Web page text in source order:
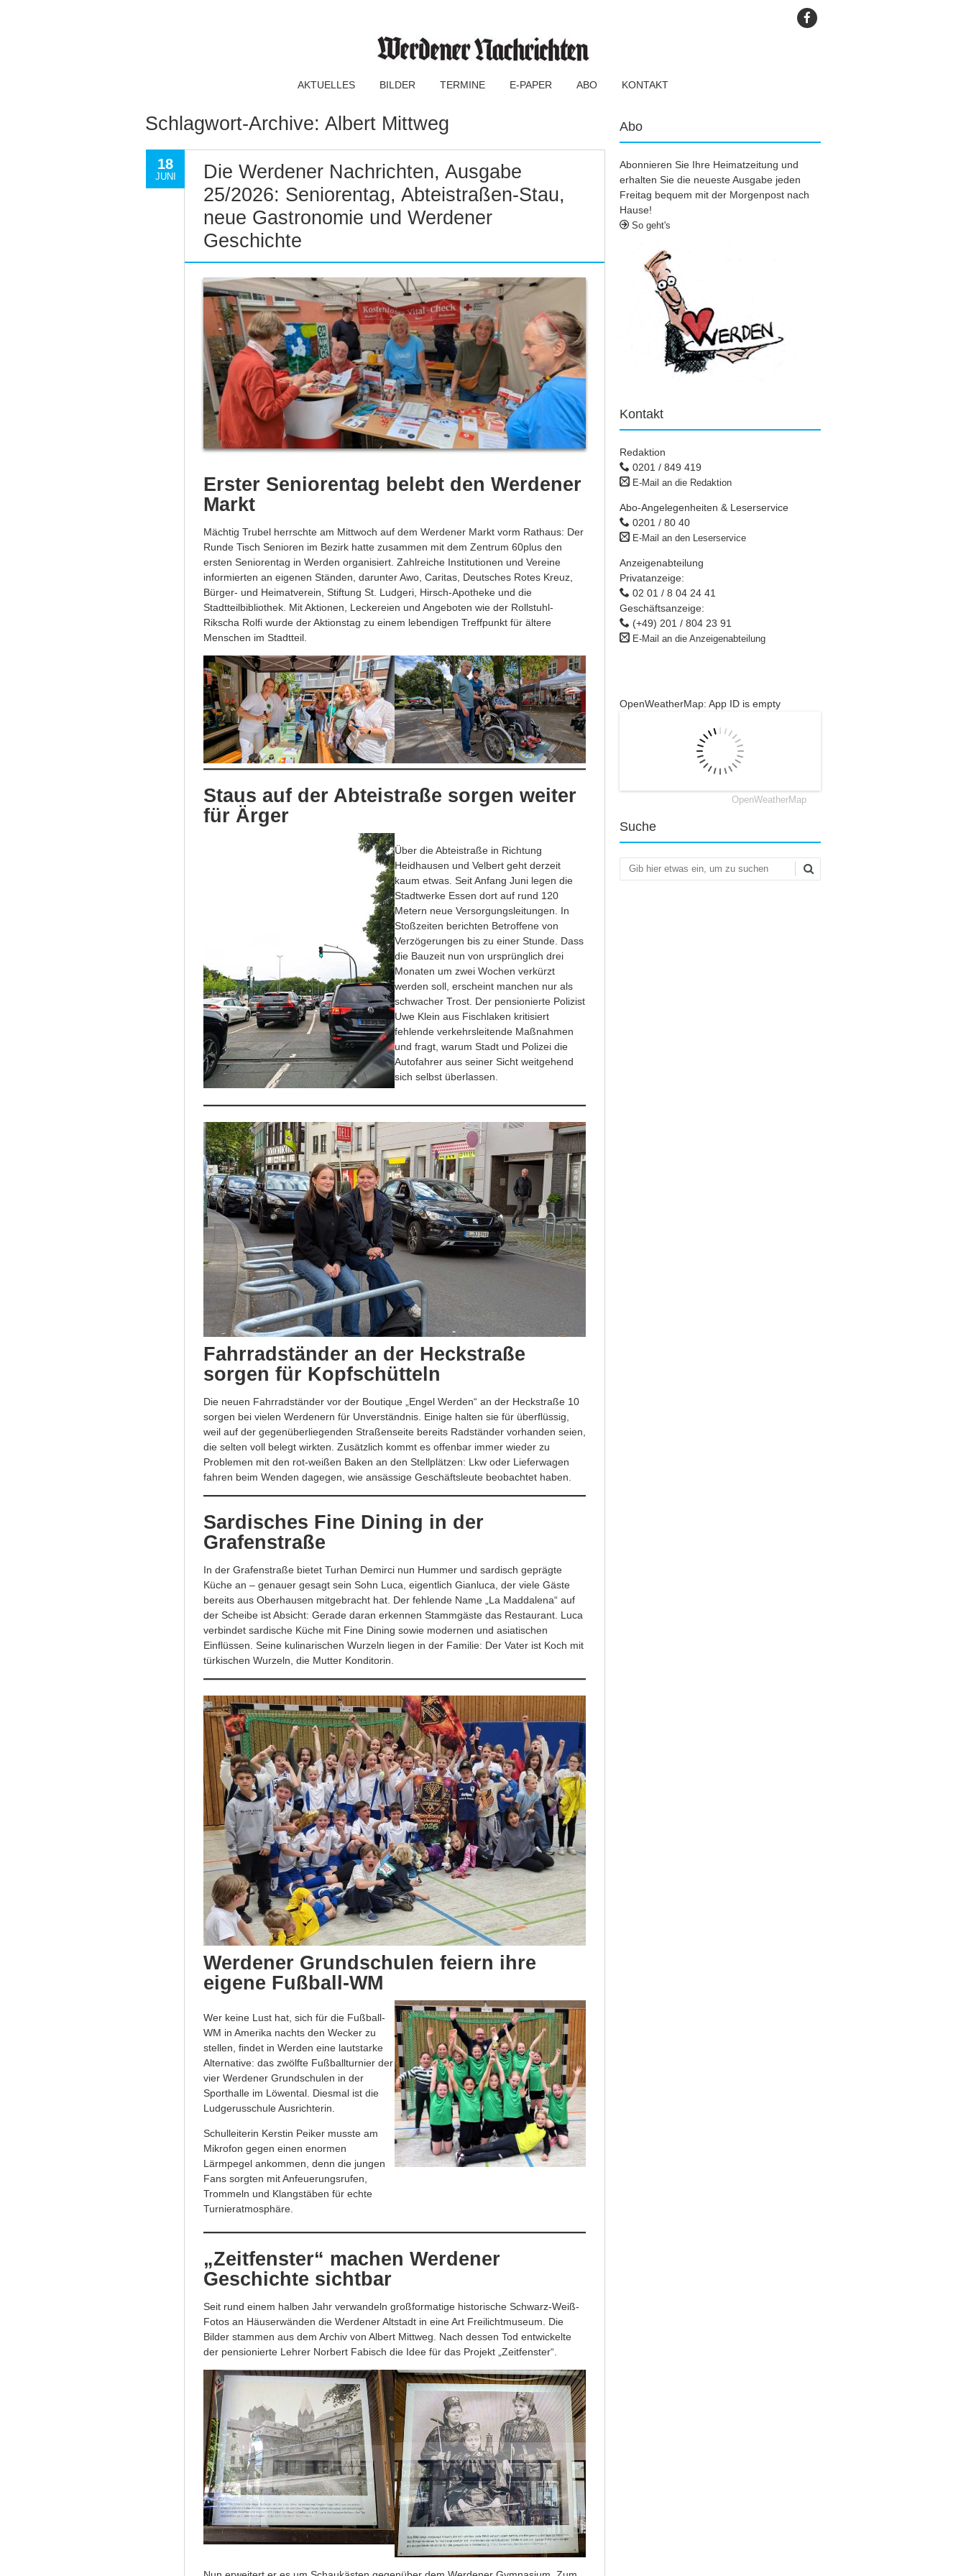
AKTUELLES BILDER TERMINE E-PAPER ABO KONTAKT
Schlagwort-Archive: Albert Mittweg
18
JUNI
Die Werdener Nachrichten, Ausgabe
25/2026: Seniorentag, Abteistraßen-Stau,
neue Gastronomie und Werdener
Geschichte
Erster Seniorentag belebt den Werdener
Markt
Mächtig Trubel herrschte am Mittwoch auf dem Werdener Markt vorm Rathaus: Der
Runde Tisch Senioren im Bezirk hatte zusammen mit dem Zentrum 60plus den
ersten Seniorentag in Werden organisiert. Zahlreiche Institutionen und Vereine
informierten an eigenen Ständen, darunter Awo, Caritas, Deutsches Rotes Kreuz,
Bürger- und Heimatverein, Stiftung St. Ludgeri, Hirsch-Apotheke und die
Stadtteilbibliothek. Mit Aktionen, Leckereien und Angeboten wie der Rollstuhl-
Rikscha Rolfi wurde der Aktionstag zu einem lebendigen Treffpunkt für ältere
Menschen im Stadtteil.
Staus auf der Abteistraße sorgen weiter
für Ärger
Über die Abteistraße in Richtung
Heidhausen und Velbert geht derzeit
kaum etwas. Seit Anfang Juni legen die
Stadtwerke Essen dort auf rund 120
Metern neue Versorgungsleitungen. In
Stoßzeiten berichten Betroffene von
Verzögerungen bis zu einer Stunde. Dass
die Bauzeit nun von ursprünglich drei
Monaten um zwei Wochen verkürzt
werden soll, erscheint manchen nur als
schwacher Trost. Der pensionierte Polizist
Uwe Klein aus Fischlaken kritisiert
fehlende verkehrsleitende Maßnahmen
und fragt, warum Stadt und Polizei die
Autofahrer aus seiner Sicht weitgehend
sich selbst überlassen.
Fahrradständer an der Heckstraße
sorgen für Kopfschütteln
Die neuen Fahrradständer vor der Boutique „Engel Werden“ an der Heckstraße 10
sorgen bei vielen Werdenern für Unverständnis. Einige halten sie für überflüssig,
weil auf der gegenüberliegenden Straßenseite bereits Radständer vorhanden seien,
die selten voll belegt wirkten. Zusätzlich kommt es offenbar immer wieder zu
Problemen mit den rot-weißen Baken an den Stellplätzen: Lkw oder Lieferwagen
fahren beim Wenden dagegen, wie ansässige Geschäftsleute beobachtet haben.
Sardisches Fine Dining in der
Grafenstraße
In der Grafenstraße bietet Turhan Demirci nun Hummer und sardisch geprägte
Küche an – genauer gesagt sein Sohn Luca, eigentlich Gianluca, der viele Gäste
bereits aus Oberhausen mitgebracht hat. Der fehlende Name „La Maddalena“ auf
der Scheibe ist Absicht: Gerade daran erkennen Stammgäste das Restaurant. Luca
verbindet sardische Küche mit Fine Dining sowie modernen und asiatischen
Einflüssen. Seine kulinarischen Wurzeln liegen in der Familie: Der Vater ist Koch mit
türkischen Wurzeln, die Mutter Konditorin.
Werdener Grundschulen feiern ihre
eigene Fußball-WM
Wer keine Lust hat, sich für die Fußball-
WM in Amerika nachts den Wecker zu
stellen, findet in Werden eine lautstarke
Alternative: das zwölfte Fußballturnier der
vier Werdener Grundschulen in der
Sporthalle im Löwental. Diesmal ist die
Ludgerusschule Ausrichterin.
Schulleiterin Kerstin Peiker musste am
Mikrofon gegen einen enormen
Lärmpegel ankommen, denn die jungen
Fans sorgten mit Anfeuerungsrufen,
Trommeln und Klangstäben für echte
Turnieratmosphäre.
„Zeitfenster“ machen Werdener
Geschichte sichtbar
Seit rund einem halben Jahr verwandeln großformatige historische Schwarz-Weiß-
Fotos an Häuserwänden die Werdener Altstadt in eine Art Freilichtmuseum. Die
Bilder stammen aus dem Archiv von Albert Mittweg. Nach dessen Tod entwickelte
der pensionierte Lehrer Norbert Fabisch die Idee für das Projekt „Zeitfenster“.
Abo
Abonnieren Sie Ihre Heimatzeitung und
erhalten Sie die neueste Ausgabe jeden
Freitag bequem mit der Morgenpost nach
Hause!
So geht's
Kontakt
Redaktion
0201 / 849 419
E-Mail an die Redaktion
Abo-Angelegenheiten & Leserservice
0201 / 80 40
E-Mail an den Leserservice
Anzeigenabteilung
Privatanzeige:
02 01 / 8 04 24 41
Geschäftsanzeige:
(+49) 201 / 804 23 91
E-Mail an die Anzeigenabteilung
OpenWeatherMap: App ID is empty
OpenWeatherMap
Suche
Suchen